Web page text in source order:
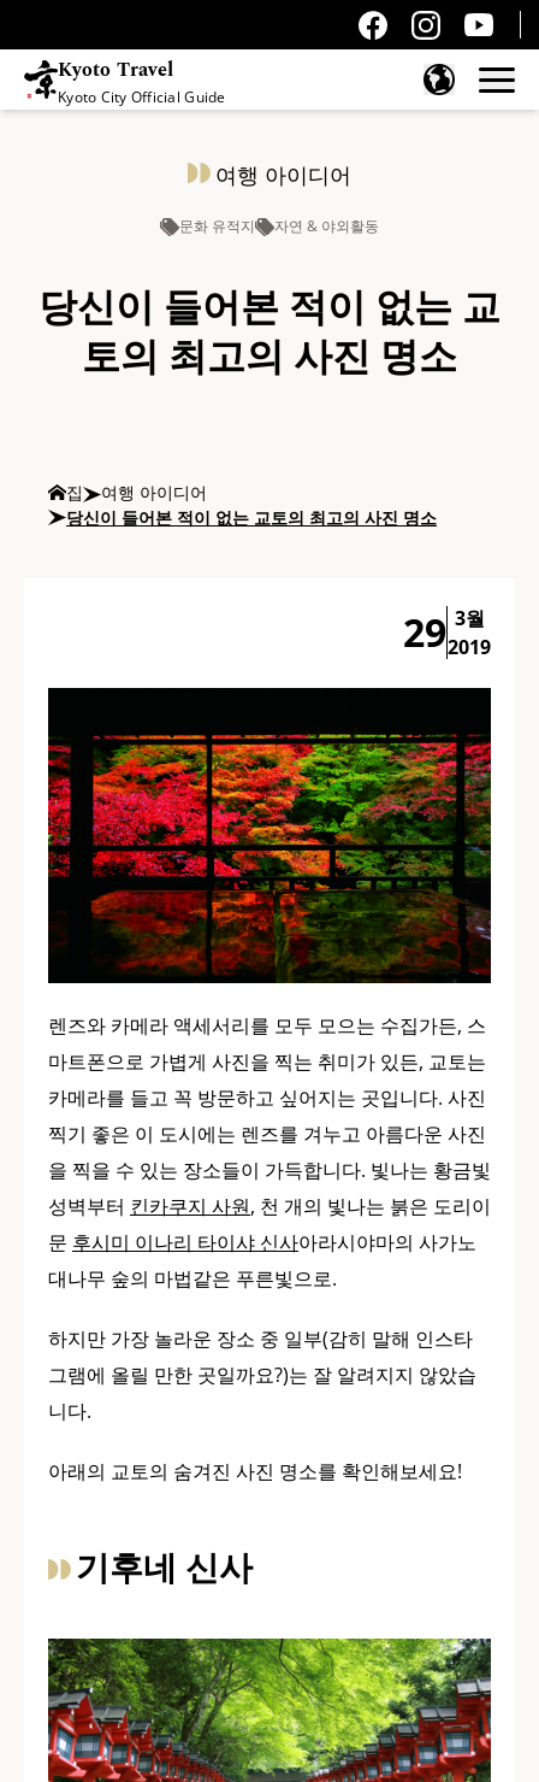
Kyoto Travel
Kyoto City Official Guide
여행 아이디어
문화 유적지 자연 & 야외활동
당신이 들어본 적이 없는 교
토의 최고의 사진 명소
집
여행 아이디어
당신이 들어본 적이 없는 교토의 최고의 사진 명소
29 3월
2019
렌즈와 카메라 액세서리를 모두 모으는 수집가든, 스
마트폰으로 가볍게 사진을 찍는 취미가 있든, 교토는
카메라를 들고 꼭 방문하고 싶어지는 곳입니다. 사진
찍기 좋은 이 도시에는 렌즈를 겨누고 아름다운 사진
을 찍을 수 있는 장소들이 가득합니다. 빛나는 황금빛
성벽부터 킨카쿠지 사원, 천 개의 빛나는 붉은 도리이
문 후시미 이나리 타이샤 신사아라시야마의 사가노
대나무 숲의 마법같은 푸른빛으로.
하지만 가장 놀라운 장소 중 일부(감히 말해 인스타
그램에 올릴 만한 곳일까요?)는 잘 알려지지 않았습
니다.
아래의 교토의 숨겨진 사진 명소를 확인해보세요!
기후네 신사